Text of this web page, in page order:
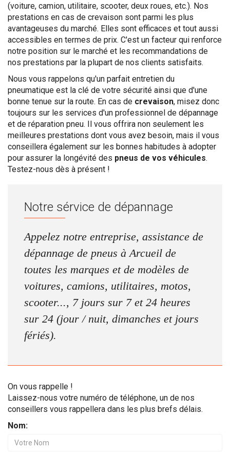
(voiture, camion, utilitaire, scooter, deux roues, etc.). Nos
prestations en cas de crevaison sont parmi les plus
avantageuses du marché. Elles sont efficaces et tout aussi
accessibles en termes de prix. C'est un facteur qui renforce
notre position sur le marché et les recommandations de
nos prestations par la plupart de nos clients satisfaits.
Nous vous rappelons qu'un parfait entretien du
pneumatique est la clé de votre sécurité ainsi que d'une
bonne tenue sur la route. En cas de crevaison, misez donc
toujours sur les services d'un professionnel de dépannage
et de réparation pneu. Il vous offrira non seulement les
meilleures prestations dont vous avez besoin, mais il vous
conseillera également sur les bonnes habitudes à adopter
pour assurer la longévité des pneus de vos véhicules.
Testez-nous dès à présent !
Notre sérvice de dépannage
Appelez notre entreprise, assistance de
dépannage de pneus à Arcueil de
toutes les marques et de modèles de
voitures, camions, utilitaires, motos,
scooter..., 7 jours sur 7 et 24 heures
sur 24 (jour / nuit, dimanches et jours
fériés).
On vous rappelle !
Laissez-nous votre numéro de téléphone, un de nos
conseillers vous rappellera dans les plus brefs délais.
Nom: